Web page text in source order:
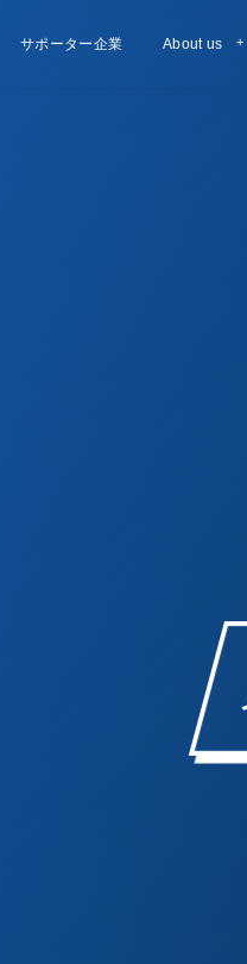
サポーター企業
Supporter
companies
About us